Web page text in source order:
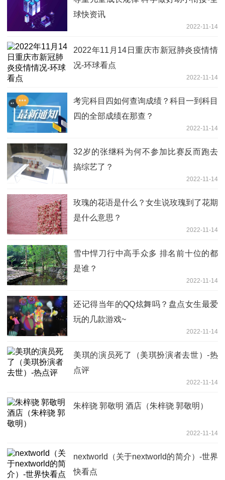
球快资讯
2022-11-14
2022年11月14日重庆市新冠肺炎疫情情
况-环球看点
2022-11-14
考完科目四如何查询成绩？科目一到科目
四的全部成绩在那查？
2022-11-14
32岁的张继科为何不参加比赛反而跑去
搞综艺了？
2022-11-14
玫瑰的花语是什么？女生说玫瑰到了花期
是什么意思？
2022-11-14
雪中悍刀行中高手众多 排名前十位的都
是谁？
2022-11-14
还记得当年的QQ炫舞吗？盘点女生最爱
玩的几款游戏~
2022-11-14
美琪的演员死了（美琪扮演者去世）-热
点评
2022-11-14
朱梓骁 郭敬明 酒店（朱梓骁 郭敬明）
2022-11-14
nextworld（关于nextworld的简介）-世界
快看点